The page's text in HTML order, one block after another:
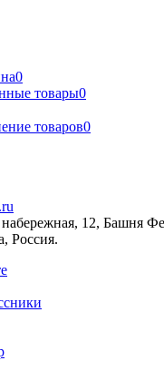
0
товары0
товаров0
12, Башня
Россия.